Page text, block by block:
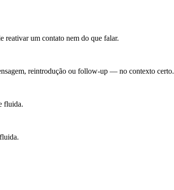
reativar um contato nem do que falar.
reintrodução ou follow-up — no contexto certo.
fluida.